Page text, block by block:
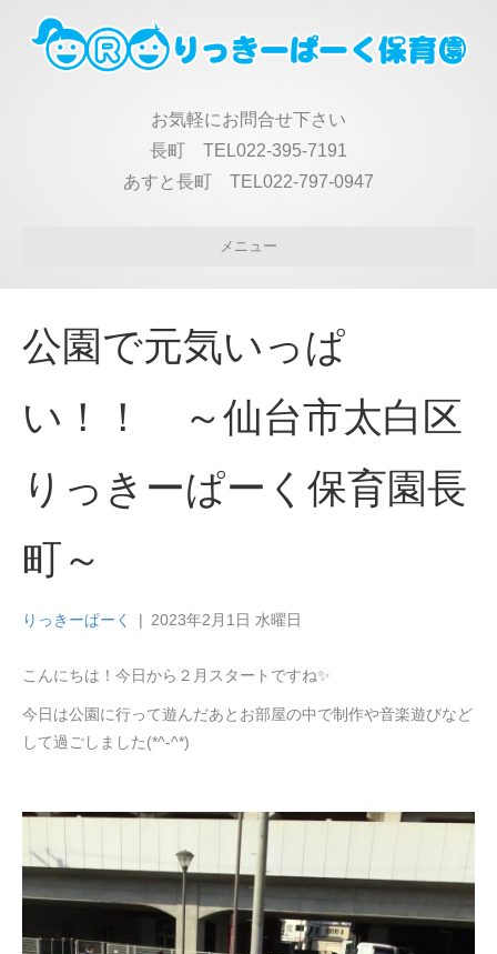
お気軽にお問合せ下さい
長町 TEL022-395-7191
あすと長町 TEL022-797-0947
メニュー
公園で元気いっぱ
い！！ ～仙台市太白区
りっきーぱーく保育園長
町～
りっきーぱーく | 2023年2月1日 水曜日
こんにちは！今日から２月スタートですね✨
今日は公園に行って遊んだあとお部屋の中で制作や音楽遊びなど
して過ごしました(*^-^*)